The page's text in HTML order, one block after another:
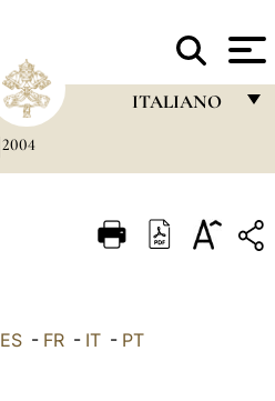
ITALIANO
ITALIANO
2004
ES - FR - IT - PT